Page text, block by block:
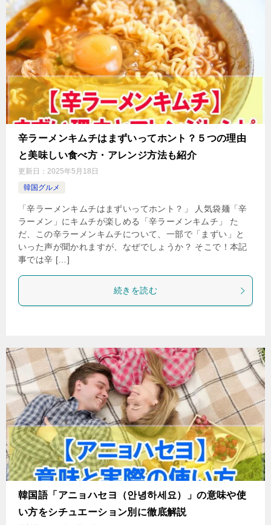
辛ラーメンキムチはまずいってホント？５つの理由
と美味しい食べ方・アレンジ方法も紹介
更新日： 2025年5月18日
韓国グルメ
「辛ラーメンキムチはまずいってホント？」 人気袋麺「辛
ラーメン」にキムチが楽しめる「辛ラーメンキムチ」 た
だ、この辛ラーメンキムチについて、一部で「まずい」と
いった声が聞かれますが、なぜでしょうか？ そこで！本記
事では辛 […]
続きを読む
韓国語「アニョハセヨ（안녕하세요）」の意味や使
い方をシチュエーション別に徹底解説